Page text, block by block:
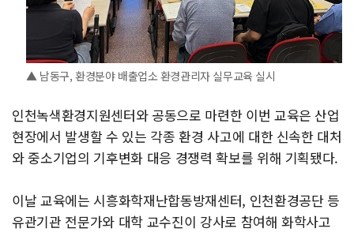
▲ 남동구, 환경분야 배출업소 환경관리자 실무교육 실시
인천녹색환경지원센터와 공동으로 마련한 이번 교육은 산업
현장에서 발생할 수 있는 각종 환경 사고에 대한 신속한 대처
와 중소기업의 기후변화 대응 경쟁력 확보를 위해 기획됐다.
이날 교육에는 시흥화학재난합동방재센터, 인천환경공단 등
유관기관 전문가와 대학 교수진이 강사로 참여해 화학사고